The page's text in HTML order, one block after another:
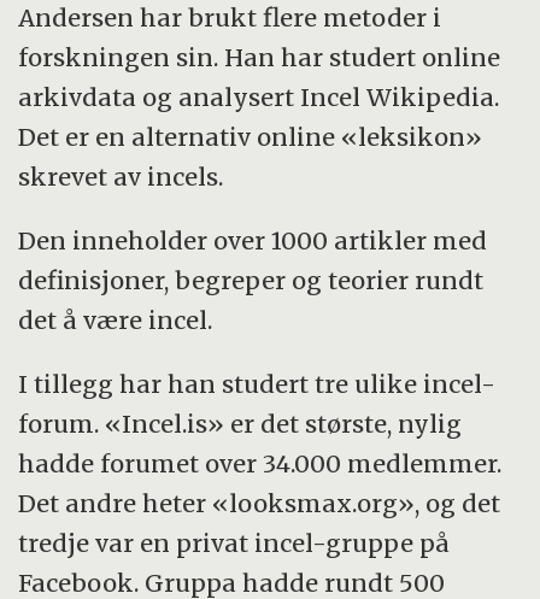
Andersen har brukt flere metoder i
forskningen sin. Han har studert online
arkivdata og analysert Incel Wikipedia.
Det er en alternativ online «leksikon»
skrevet av incels.
Den inneholder over 1000 artikler med
definisjoner, begreper og teorier rundt
det å være incel.
I tillegg har han studert tre ulike incel-
forum. «Incel.is» er det største, nylig
hadde forumet over 34.000 medlemmer.
Det andre heter «looksmax.org», og det
tredje var en privat incel-gruppe på
Facebook. Gruppa hadde rundt 500